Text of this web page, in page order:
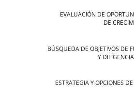
EVALUACIÓN DE
DE
BÚSQUEDA DE OBJETIVOS DE
Y
ESTRATEGIA Y OPCIONES